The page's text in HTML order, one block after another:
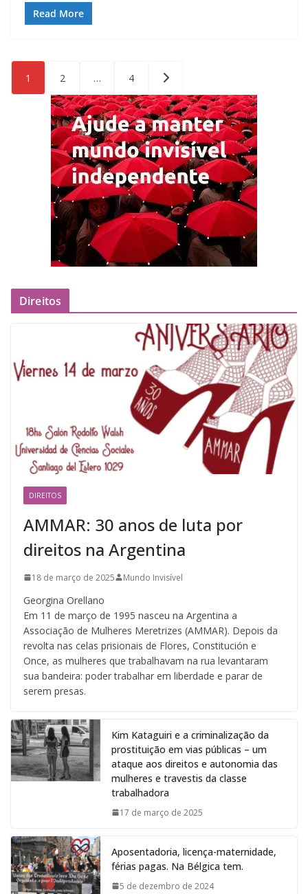
Read More
Paginação
de
posts
1 2 … 4
Direitos
DIREITOS
AMMAR: 30 anos de luta por
direitos na Argentina
18 de março de 2025 Mundo Invisível
Georgina Orellano
Em 11 de março de 1995 nasceu na Argentina a
Associação de Mulheres Meretrizes (AMMAR). Depois da
revolta nas celas prisionais de Flores, Constitución e
Once, as mulheres que trabalhavam na rua levantaram
sua bandeira: poder trabalhar em liberdade e parar de
serem presas.
Kim Kataguiri e a criminalização da
prostituição em vias públicas – um
ataque aos direitos e autonomia das
mulheres e travestis da classe
trabalhadora
17 de março de 2025
Aposentadoria, licença-maternidade,
férias pagas. Na Bélgica tem.
5 de dezembro de 2024